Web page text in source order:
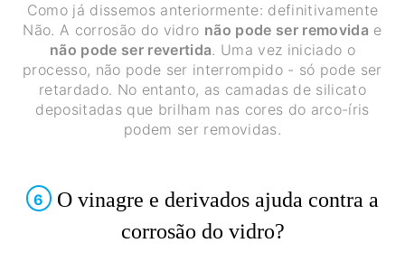
Como já dissemos anteriormente: definitivamente
Não. A corrosão do vidro não pode ser removida e
não pode ser revertida. Uma vez iniciado o
processo, não pode ser interrompido - só pode ser
retardado. No entanto, as camadas de silicato
depositadas que brilham nas cores do arco-íris
podem ser removidas.
6
O vinagre e derivados ajuda contra a
corrosão do vidro?